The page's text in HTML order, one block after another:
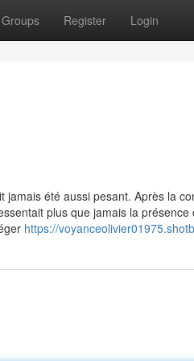
Groups Register Login
jamais été aussi pesant. Après la
plus que jamais la
https://